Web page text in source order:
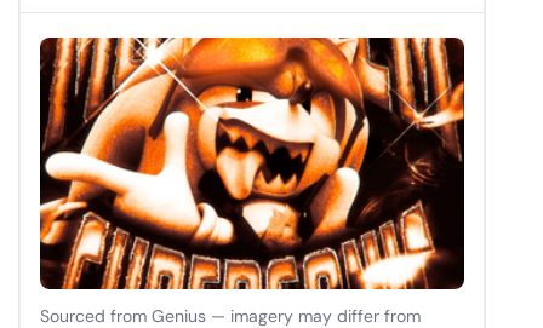
Sourced from Genius — imagery may differ from